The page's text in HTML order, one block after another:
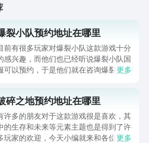
裂小队预约地址在哪里
前有很多玩家对爆裂小队这款游戏十分
感兴趣，而他们也已经听说爆裂小队国
可以预约，于是他们就在咨询爆裂小队
很多玩家还是对国服比较感兴趣，所以
们会想方设法的去了解在哪里可以预约
服的相关问题。
更多
碎之地预约地址在哪里
许多的朋友对于这款游戏很是喜欢，其
的生存和未来等元素主题也是得到了许
玩家的欢迎，今天小编就来和各位说说
更多